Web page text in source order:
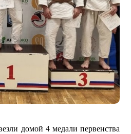
домой 4 медали первенства